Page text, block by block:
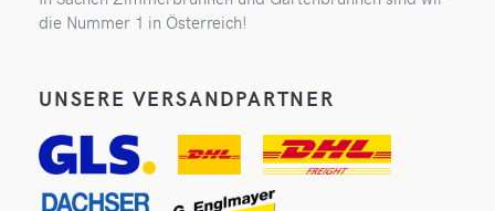
die Nummer 1 in Österreich!
UNSERE VERSANDPARTNER